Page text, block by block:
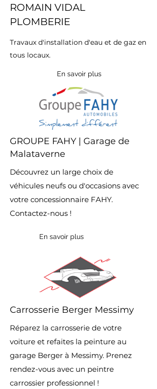
ROMAIN VIDAL
PLOMBERIE
Travaux d'installation d'eau et de gaz en
tous locaux.
En savoir plus
GROUPE FAHY | Garage de
Malataverne
Découvrez un large choix de
véhicules neufs ou d'occasions avec
votre concessionnaire FAHY.
Contactez-nous !
En savoir plus
Carrosserie Berger Messimy
Réparez la carrosserie de votre
voiture et refaites la peinture au
garage Berger à Messimy. Prenez
rendez-vous avec un peintre
carrossier professionnel !